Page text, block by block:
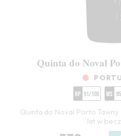
Quinta do Noval
RP 91/100 WS
Quinta do Noval Porto
lat w